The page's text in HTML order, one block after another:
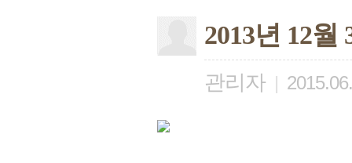
2013년 12
관리자 |